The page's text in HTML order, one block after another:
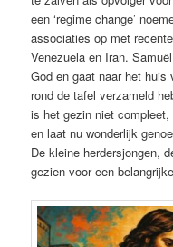
een ‘regime change’
associaties op met
Venezuela en Iran.
God en gaat naar het
rond de tafel verzameld
is het gezin niet
en laat nu wonderlijk
De kleine herdersjongen,
gezien voor een